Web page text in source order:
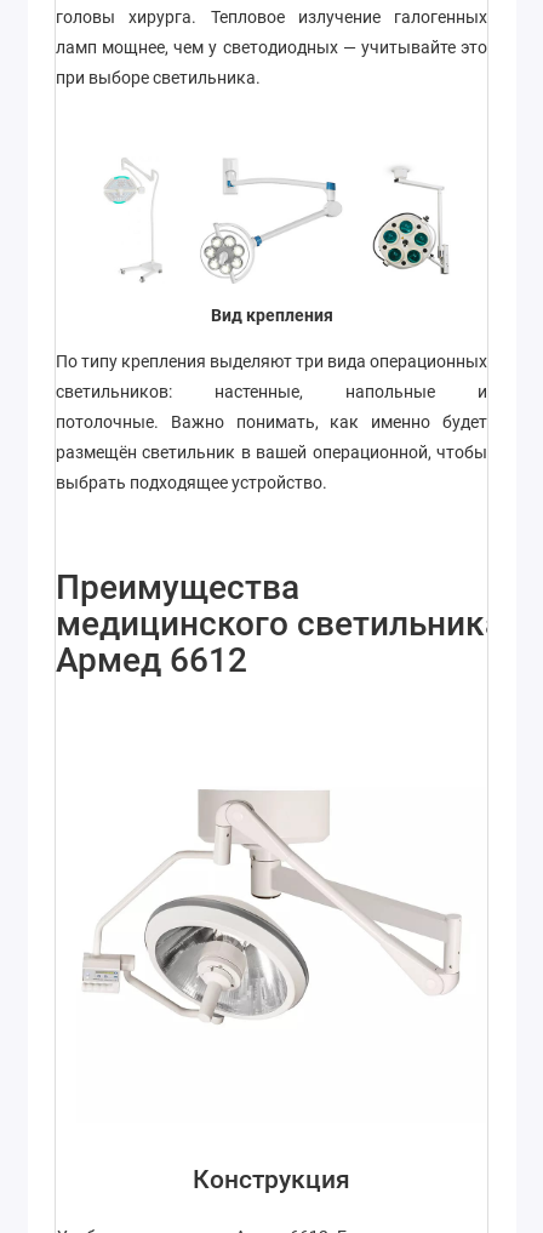
головы хирурга. Тепловое излучение галогенных
ламп мощнее, чем у светодиодных — учитывайте это
при выборе светильника.
Вид крепления
По типу крепления выделяют три вида операционных
светильников: настенные, напольные и
потолочные. Важно понимать, как именно будет
размещён светильник в вашей операционной, чтобы
выбрать подходящее устройство.
Преимущества
медицинского светильника
Армед 6612
Конструкция